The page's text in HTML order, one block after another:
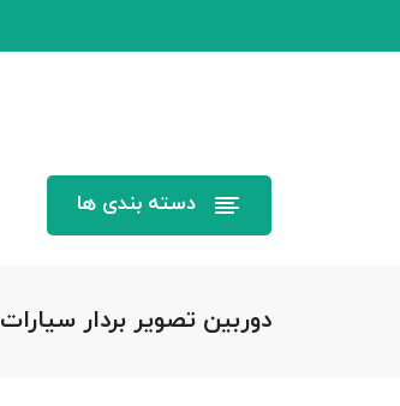
دسته بندی ها
دوربین تصویر بردار سیارات ASI224MC (رنگی)